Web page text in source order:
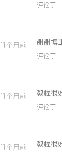
评论于
11个月前 谢谢博
评论于
11个月前 教程很
评论于
11个月前 教程很